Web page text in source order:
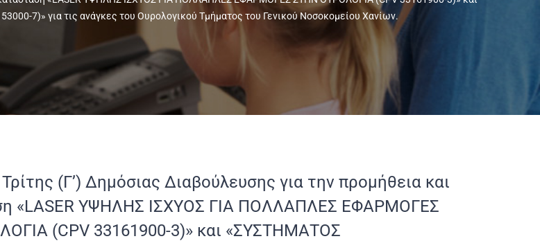
7)» για τις ανάγκες του Ουρολογικού Τμήματος του Γενικού Νοσοκομείου Χανίων.
(Γ’) Δημόσιας Διαβούλευσης για την προμήθεια και
«LASER ΥΨΗΛΗΣ ΙΣΧΥΟΣ ΓΙΑ ΠΟΛΛΑΠΛΕΣ ΕΦΑΡΜΟΓΕΣ
(CPV 33161900-3)» και «ΣΥΣΤΗΜΑΤΟΣ